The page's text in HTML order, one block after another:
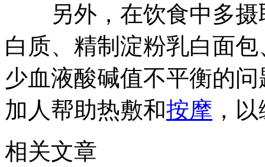
另外，在饮食中多摄
白质、精制淀粉乳白面
少血液酸碱值不平衡的
加人帮助热敷和按摩 ，
相关文章